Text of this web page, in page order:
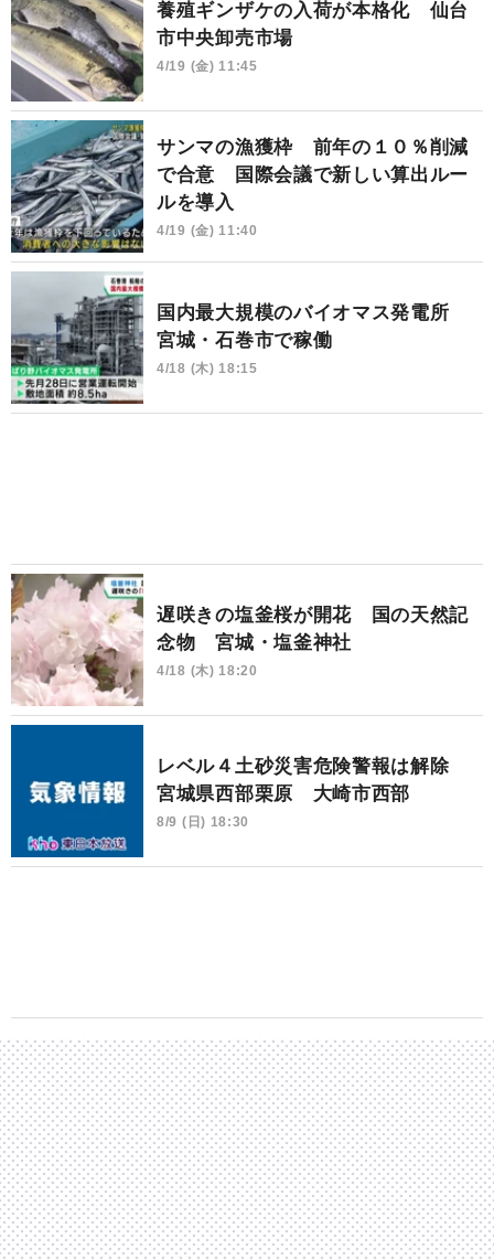
養殖ギンザケの入荷が本格化 仙台
市中央卸売市場
4/19 (金) 11:45
サンマの漁獲枠 前年の１０％削減
で合意 国際会議で新しい算出ルー
ルを導入
4/19 (金) 11:40
国内最大規模のバイオマス発電所
宮城・石巻市で稼働
4/18 (木) 18:15
遅咲きの塩釜桜が開花 国の天然記
念物 宮城・塩釜神社
4/18 (木) 18:20
レベル４土砂災害危険警報は解除
宮城県西部栗原 大崎市西部
8/9 (日) 18:30